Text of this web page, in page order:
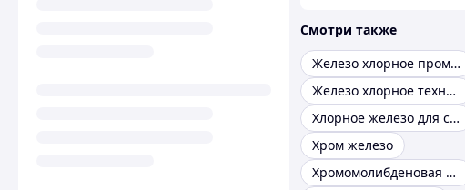
Смотри также
Железо хлорное промышленное
Железо хлорное техническое
Хлорное железо для снятия
Хром железо
Хромомолибденовая сталь